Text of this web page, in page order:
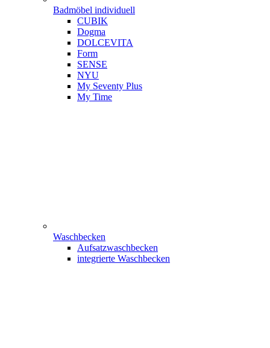
Badmöbel individuell
CUBIK
Dogma
DOLCEVITA
Form
SENSE
NYU
My Seventy Plus
My Time
Waschbecken
Aufsatzwaschbecken
integrierte Waschbecken